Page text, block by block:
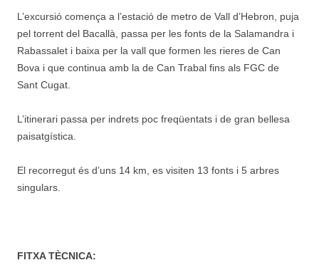
L’excursió comença a l’estació de metro de Vall d’Hebron, puja
pel torrent del Bacallà, passa per les fonts de la Salamandra i
Rabassalet i baixa per la vall que formen les rieres de Can
Bova i que continua amb la de Can Trabal fins als FGC de
Sant Cugat.
L’itinerari passa per indrets poc freqüentats i de gran bellesa
paisatgística.
El recorregut és d’uns 14 km, es visiten 13 fonts i 5 arbres
singulars.
FITXA TÈCNICA: